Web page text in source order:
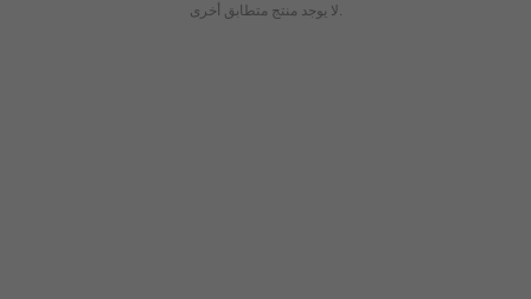
ملابس داخليه للنساء مثيره 🥵🥵
.لا يوجد منتج متطابق أخرى